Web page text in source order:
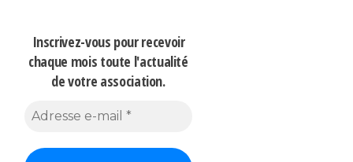
Inscrivez-vous pour recevoir
chaque mois toute l'actualité
de votre association.